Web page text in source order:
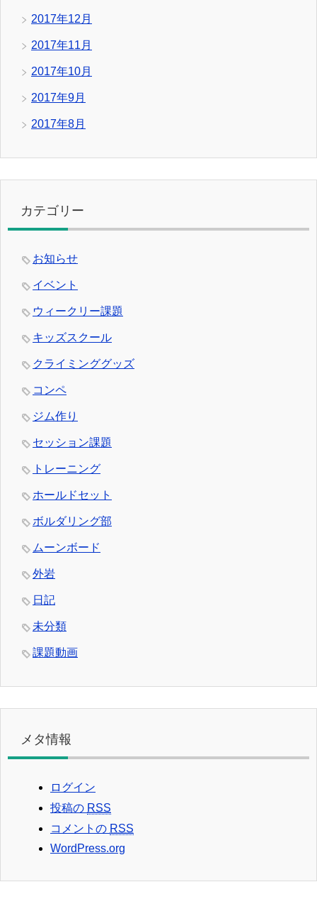
2017年12月
2017年11月
2017年10月
2017年9月
2017年8月
カテゴリー
お知らせ
イベント
ウィークリー課題
キッズスクール
クライミンググッズ
コンペ
ジム作り
セッション課題
トレーニング
ホールドセット
ボルダリング部
ムーンボード
外岩
日記
未分類
課題動画
メタ情報
ログイン
投稿の RSS
コメントの RSS
WordPress.org